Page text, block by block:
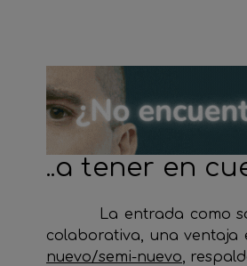
..a tener en
La entrada como
colaborativa, una
nuevo/semi-nuevo ,